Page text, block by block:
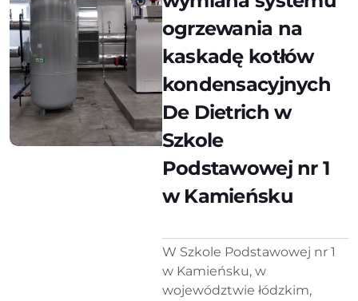
ogrzewania na
kaskadę kotłów
kondensacyjnych
De Dietrich w
Szkole
Podstawowej nr 1
w Kamieńsku
W Szkole Podstawowej nr 1
w Kamieńsku, w
województwie łódzkim,